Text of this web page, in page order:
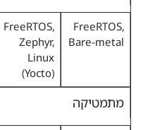
FreeRTOS,
Bare-metal
FreeRTOS,
Zephyr,
Linux
(Yocto)
מתמטיקה